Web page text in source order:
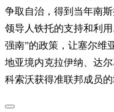
争取自治，得到当年南
领导人铁托的支持和利
强南”的政策，让塞尔维
地亚境内克拉伊纳、达
科索沃获得准联邦成员